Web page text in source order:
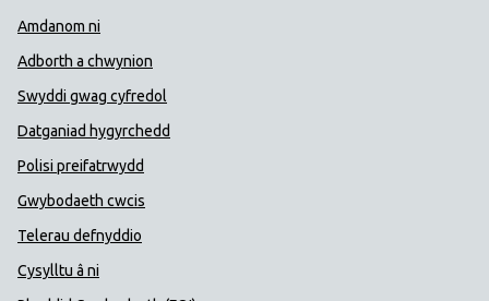
Dolenni Cymorth Iechyd
Amdanom ni
Adborth a chwynion
Swyddi gwag cyfredol
Datganiad hygyrchedd
Polisi preifatrwydd
Gwybodaeth cwcis
Telerau defnyddio
Cysylltu â ni